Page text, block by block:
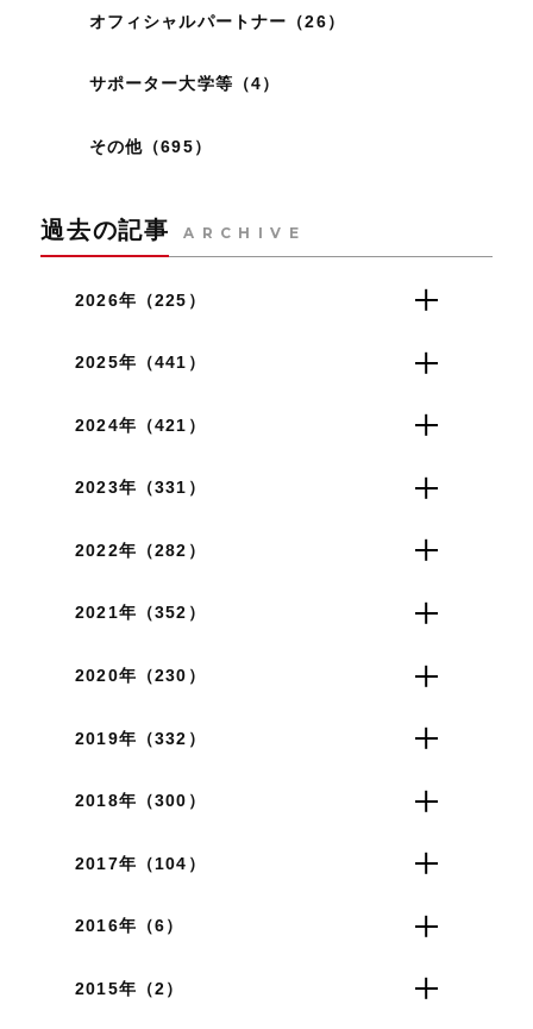
オフィシャルパートナー（26）
サポーター大学等（4）
その他（695）
過去の記事 ARCHIVE
2026年（225）
2025年（441）
2024年（421）
2023年（331）
2022年（282）
2021年（352）
2020年（230）
2019年（332）
2018年（300）
2017年（104）
2016年（6）
2015年（2）